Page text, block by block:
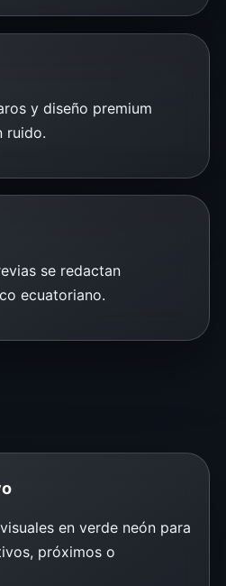
y diseño premium
ruido.
se redactan
ecuatoriano.
en verde neón para
próximos o